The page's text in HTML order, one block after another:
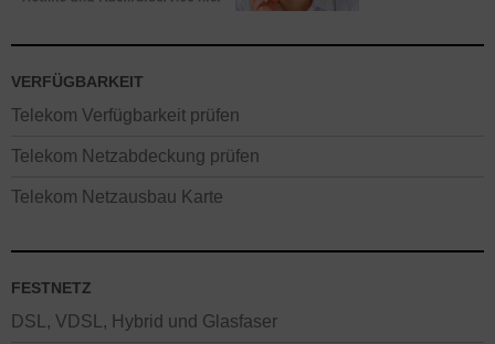
VERFÜGBARKEIT
Telekom Verfügbarkeit prüfen
Telekom Netzabdeckung prüfen
Telekom Netzausbau Karte
FESTNETZ
DSL, VDSL, Hybrid und Glasfaser